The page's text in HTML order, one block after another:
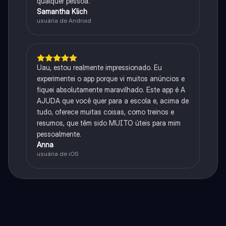
Samantha Klich
usuária de Android
Uau, estou realmente impressionado. Eu
experimentei o app porque vi muitos anúncios e
fiquei absolutamente maravilhado. Este app é A
AJUDA que você quer para a escola e, acima de
tudo, oferece muitas coisas, como treinos e
resumos, que têm sido MUITO úteis para mim
pessoalmente.
Anna
usuária de iOS